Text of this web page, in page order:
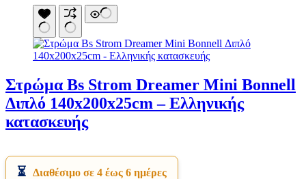
Στρώμα Bs Strom Dreamer Mini Bonnell
Διπλό 140x200x25cm – Ελληνικής
κατασκευής
Διαθέσιμο σε 4 έως 6 ημέρες